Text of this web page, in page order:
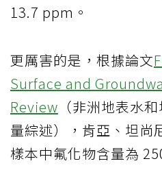
13.7 ppm。
更厲害的是，根據論文
Surface and
Review （非洲地表水
量綜述），肯亞、坦尚
樣本中氟化物含量為